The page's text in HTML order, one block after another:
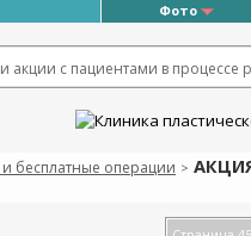
Фото
акции с пациентами в процессе
бесплатные операции >